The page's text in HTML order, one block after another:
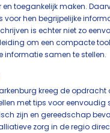
toegankelijk maken.
voor hen begrijpelijke
is echter niet zo
om een compacte
informatie samen te stellen.
kreeg de opdracht
met tips voor eenvoudig
zijn en gereedschap
zorg in de regio